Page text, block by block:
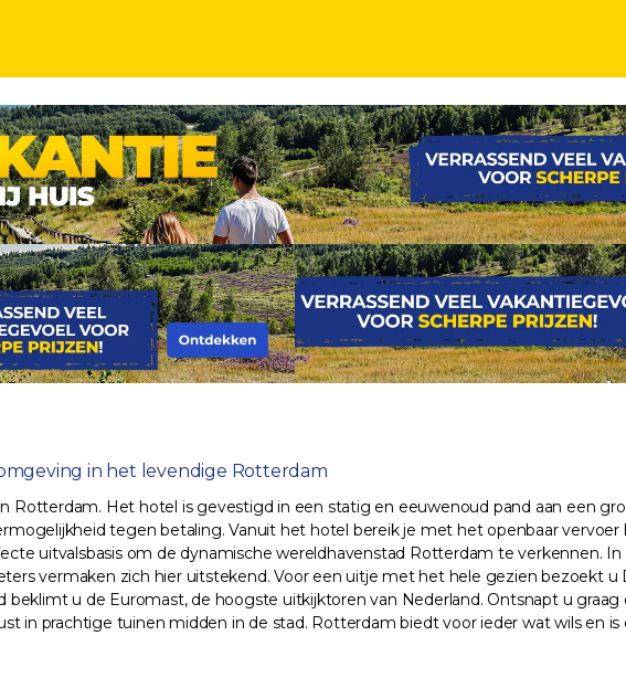
omgeving
in het levendige Rotterdam
Rotterdam. Het hotel is gevestigd in een statig en eeuwenoud pand aan een
tegen betaling. Vanuit het hotel bereik je met het openbaar
uitvalsbasis om de dynamische wereldhavenstad Rotterdam te verkennen.
vermaken zich hier uitstekend. Voor een uitje met het hele gezien bezoekt u
u de Euromast, de hoogste uitkijktoren van Nederland. Ontsnapt u
in prachtige tuinen midden in de stad. Rotterdam biedt voor ieder wat wils en